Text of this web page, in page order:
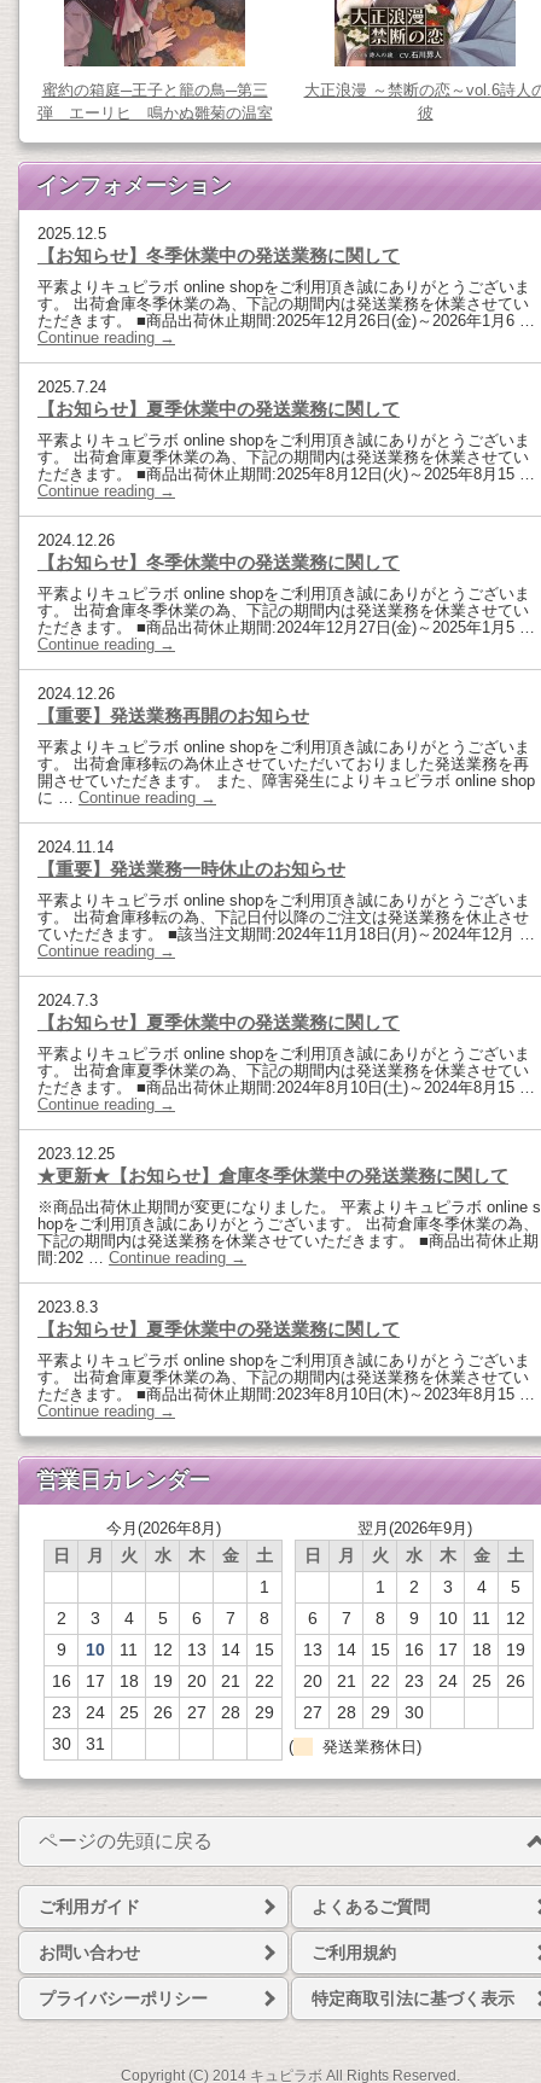
蜜約の箱庭─王子と籠の鳥─第三
弾 エーリヒ 鳴かぬ雛菊の温室
大正浪漫 ～禁断の恋～vol.6詩人
彼
インフォメーション
2025.12.5
【お知らせ】冬季休業中の発送業務に関して
平素よりキュピラボ online shopをご利用頂き誠にありがとうございま
す。 出荷倉庫冬季休業の為、下記の期間内は発送業務を休業させてい
ただきます。 ■商品出荷休止期間:2025年12月26日(金)～2026年1月6 …
Continue reading →
2025.7.24
【お知らせ】夏季休業中の発送業務に関して
平素よりキュピラボ online shopをご利用頂き誠にありがとうございま
す。 出荷倉庫夏季休業の為、下記の期間内は発送業務を休業させてい
ただきます。 ■商品出荷休止期間:2025年8月12日(火)～2025年8月15 …
Continue reading →
2024.12.26
【お知らせ】冬季休業中の発送業務に関して
平素よりキュピラボ online shopをご利用頂き誠にありがとうございま
す。 出荷倉庫冬季休業の為、下記の期間内は発送業務を休業させてい
ただきます。 ■商品出荷休止期間:2024年12月27日(金)～2025年1月5 …
Continue reading →
2024.12.26
【重要】発送業務再開のお知らせ
平素よりキュピラボ online shopをご利用頂き誠にありがとうございま
す。 出荷倉庫移転の為休止させていただいておりました発送業務を再
開させていただきます。 また、障害発生によりキュピラボ online shop
に … Continue reading →
2024.11.14
【重要】発送業務一時休止のお知らせ
平素よりキュピラボ online shopをご利用頂き誠にありがとうございま
す。 出荷倉庫移転の為、下記日付以降のご注文は発送業務を休止させ
ていただきます。 ■該当注文期間:2024年11月18日(月)～2024年12月 …
Continue reading →
2024.7.3
【お知らせ】夏季休業中の発送業務に関して
平素よりキュピラボ online shopをご利用頂き誠にありがとうございま
す。 出荷倉庫夏季休業の為、下記の期間内は発送業務を休業させてい
ただきます。 ■商品出荷休止期間:2024年8月10日(土)～2024年8月15 …
Continue reading →
2023.12.25
★更新★【お知らせ】倉庫冬季休業中の発送業務に関して
※商品出荷休止期間が変更になりました。 平素よりキュピラボ online s
hopをご利用頂き誠にありがとうございます。 出荷倉庫冬季休業の為、
下記の期間内は発送業務を休業させていただきます。 ■商品出荷休止期
間:202 … Continue reading →
2023.8.3
【お知らせ】夏季休業中の発送業務に関して
平素よりキュピラボ online shopをご利用頂き誠にありがとうございま
す。 出荷倉庫夏季休業の為、下記の期間内は発送業務を休業させてい
ただきます。 ■商品出荷休止期間:2023年8月10日(木)～2023年8月15 …
Continue reading →
営業日カレンダー
今月(2026年8月)
日 月 火 水 木 金
土
1
2
3 4 5 6 7
8
9
10 11 12 13 14
15
16
17 18 19 20 21
22
23
24 25 26 27 28
29
30
31
翌月(2026年9月)
日 月 火 水 木 金
土
1
2 3 4
5
6
7 8 9 10 11
12
13
14 15 16 17 18
19
20
21 22 23 24 25
26
27
28 29 30
( 発送業務休日)
ページの先頭に戻る
ご利用ガイド よくあるご質問
お問い合わせ ご利用規約
プライバシーポリシー 特定商取引法に基づく表示
Copyright (C) 2014 キュピラボ All Rights Reserved.